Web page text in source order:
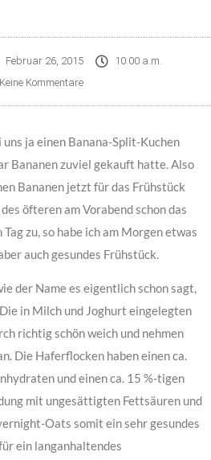
Februar 26, 2015
10:00 a.m.
Keine Kommentare
ja einen Banana-Split-Kuchen
Bananen zuviel gekauft hatte. Also
Bananen jetzt für das Frühstück
öfteren am Vorabend schon das
zu, so habe ich am Morgen etwas
auch gesundes Frühstück.
der Name es eigentlich schon sagt,
in Milch und Joghurt eingelegten
richtig schön weich und nehmen
Die Haferflocken haben einen ca.
und einen ca. 15 %-tigen
mit ungesättigten Fettsäuren und
Oats somit ein sehr gesundes
ein langanhaltendes